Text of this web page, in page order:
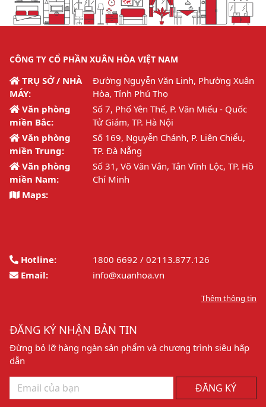
CÔNG TY CỔ PHẦN XUÂN HÒA VIỆT NAM
TRỤ SỞ / NHÀ
MÁY:
Đường Nguyễn Văn Linh, Phường Xuân
Hòa, Tỉnh Phú Thọ
Văn phòng
miền Bắc:
Số 7, Phố Yên Thế, P. Văn Miếu - Quốc
Tử Giám, TP. Hà Nội
Văn phòng
miền Trung:
Số 169, Nguyễn Chánh, P. Liên Chiểu,
TP. Đà Nẵng
Văn phòng
miền Nam:
Số 31, Võ Văn Vân, Tân Vĩnh Lộc, TP. Hồ
Chí Minh
Maps:
Hotline:
1800 6692 / 02113.877.126
Email:
info@xuanhoa.vn
Thêm thông tin
ĐĂNG KÝ NHẬN BẢN TIN
Đừng bỏ lỡ hàng ngàn sản phẩm và chương trình siêu hấp
dẫn
ĐĂNG KÝ